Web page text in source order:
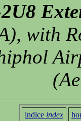
with
indice index